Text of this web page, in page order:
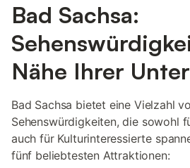
Bad Sachsa:
Nähe Ihrer
Bad Sachsa bietet eine Vielzahl
Sehenswürdigkeiten, die sowohl
auch für Kulturinteressierte
fünf beliebtesten Attraktionen: